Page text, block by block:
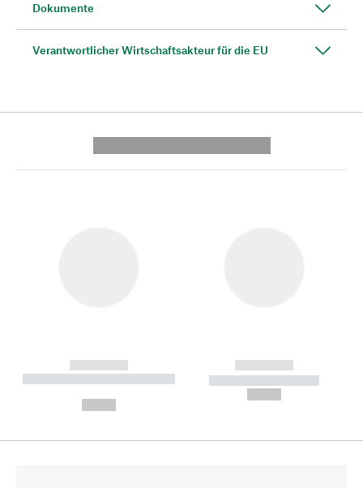
Dokumente
Verantwortlicher Wirtschaftsakteur für die EU
------------
----------- ----------- --------
------------
----------- -----------